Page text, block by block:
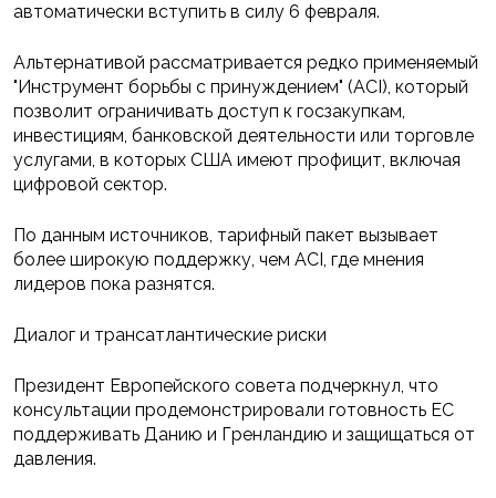
автоматически вступить в силу 6 февраля.
Альтернативой рассматривается редко применяемый
"Инструмент борьбы с принуждением" (ACI), который
позволит ограничивать доступ к госзакупкам,
инвестициям, банковской деятельности или торговле
услугами, в которых США имеют профицит, включая
цифровой сектор.
По данным источников, тарифный пакет вызывает
более широкую поддержку, чем ACI, где мнения
лидеров пока разнятся.
Диалог и трансатлантические риски
Президент Европейского совета подчеркнул, что
консультации продемонстрировали готовность ЕС
поддерживать Данию и Гренландию и защищаться от
давления.